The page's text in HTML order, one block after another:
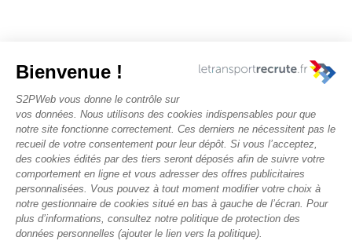
Nous contacter
Rechercher des offres
Faîtes-vous chasser ! Déposez votre CV
Actualités et évènements
Conditions générales d'utilisation